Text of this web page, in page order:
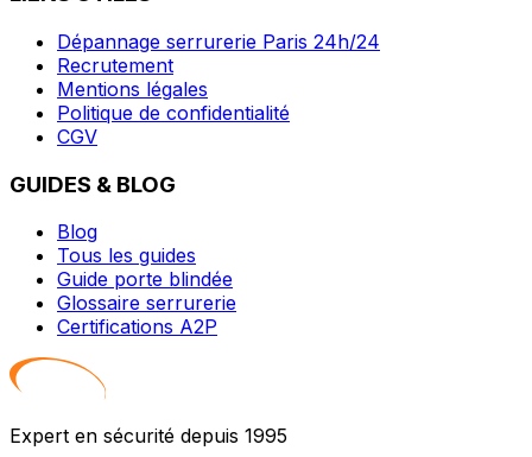
Dépannage serrurerie Paris 24h/24
Recrutement
Mentions légales
Politique de confidentialité
CGV
GUIDES & BLOG
Blog
Tous les guides
Guide porte blindée
Glossaire serrurerie
Certifications A2P
Expert en sécurité depuis 1995